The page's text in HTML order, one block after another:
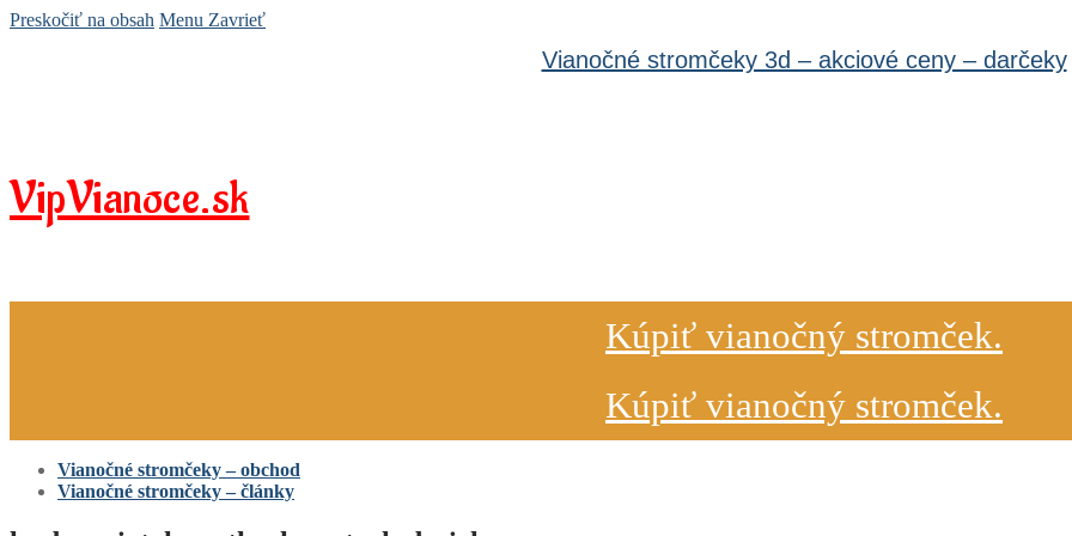
Preskočiť na obsah Menu Zavrieť
Vianočné stromčeky 3d – akciové ceny – darčeky
VipVianoce.sk
Kúpiť vianočný stromček.
Kúpiť vianočný stromček.
Vianočné stromčeky – obchod
Vianočné stromčeky – články